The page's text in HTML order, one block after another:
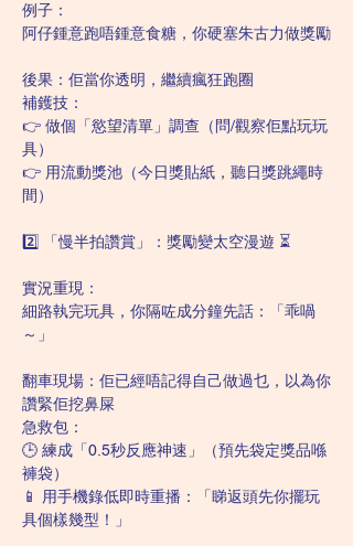
例子：
阿仔鍾意跑唔鍾意食糖，你硬塞朱古力做獎勵
後果：佢當你透明，繼續瘋狂跑圈
補鑊技：
👉 做個「慾望清單」調查（問/觀察佢點玩玩
具）
👉 用流動獎池（今日獎貼紙，聽日獎跳繩時
間）
2️⃣ 「慢半拍讚賞」：獎勵變太空漫遊 ⏳
實況重現：
細路執完玩具，你隔咗成分鐘先話：「乖喎
～」
翻車現場：佢已經唔記得自己做過乜，以為你
讚緊佢挖鼻屎
急救包：
🕒 練成「0.5秒反應神速」（預先袋定獎品喺
褲袋）
📱 用手機錄低即時重播：「睇返頭先你擺玩
具個樣幾型！」